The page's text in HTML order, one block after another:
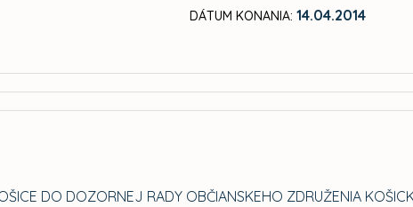
DÁTUM KONANIA: 14.04.2014
DO DOZORNEJ RADY OBČIANSKEHO ZDRUŽENIA